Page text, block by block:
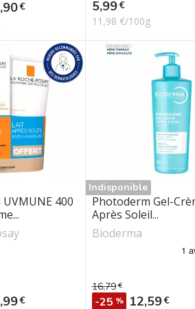
€
Prix
5,99€
11,98 €/100g
UVMUNE 400
€
Indisponible
Photoderm Gel-
Après Soleil...
Bioderma
Prix de base
16,79 €
-25 % Prix
12,59€